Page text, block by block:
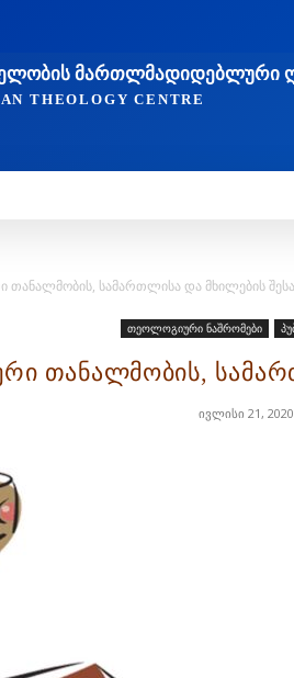
ᲛᲐᲠᲗᲚᲛᲐᲓᲘᲓᲔᲑᲚᲣᲠᲘ
THEOLOGY CENTRE
თანალმობის, სამართლისა და მხილების
თეოლოგიური ნაშრომები
თანალმობის,
ივლისი 21, 2020